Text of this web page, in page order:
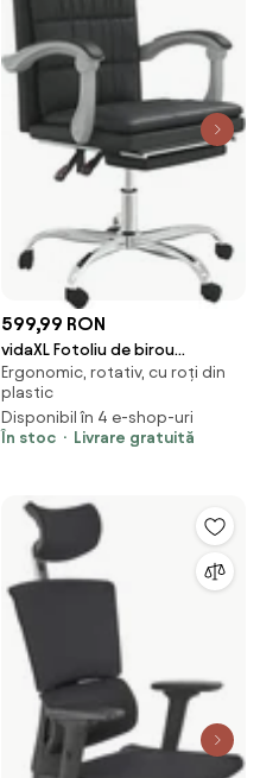
599,99 RON
vidaXL Fotoliu de birou
rabatabil, negru, piele
ecologică
Ergonomic, rotativ, cu roți din
plastic
Disponibil în 4 e-shop-uri
În stoc
Livrare gratuită